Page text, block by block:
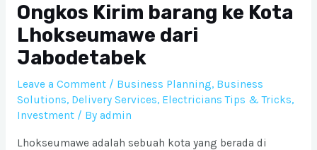
Ongkos Kirim barang ke Kota
Lhokseumawe dari
Jabodetabek
Leave a Comment / Business Planning, Business
Solutions, Delivery Services, Electricians Tips & Tricks,
Investment/ By admin
Lhokseumawe adalah sebuah kota yang berada di